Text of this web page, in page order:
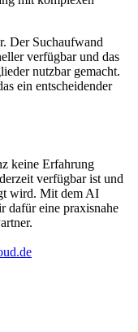
Der Suchaufwand
verfügbar und das
nutzbar gemacht.
ein entscheidender
keine Erfahrung
verfügbar ist und
wird. Mit dem AI
dafür eine praxisnahe